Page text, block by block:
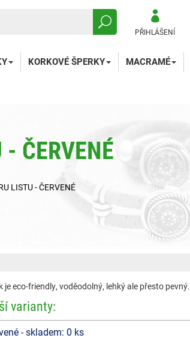
PŘIHLÁŠENÍ
KORKOVÉ ŠPERKY
MACRAMÉ
ČERVENÉ
LISTU - ČERVENÉ
je eco-friendly, voděodolný, lehký ale přesto pevný.
varianty: